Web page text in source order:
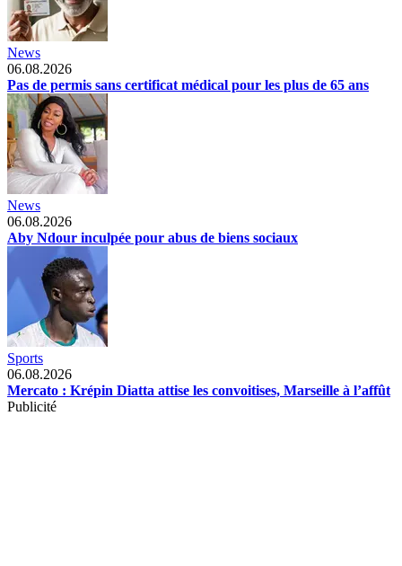
News
06.08.2026
Pas de permis sans certificat médical pour les plus de 65 ans
News
06.08.2026
Aby Ndour inculpée pour abus de biens sociaux
Sports
06.08.2026
Mercato : Krépin Diatta attise les convoitises, Marseille à l’affût
Publicité